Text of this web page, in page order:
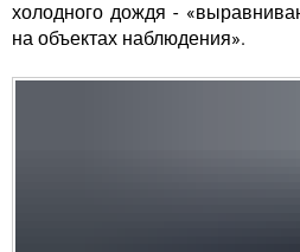
холодного дождя -
на объектах наблюдения».